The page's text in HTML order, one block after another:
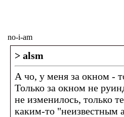
no-i-am
> alsm
А чо, у меня за окном -
Только за окном не
не изменилось, только
каким-то "неизвестным